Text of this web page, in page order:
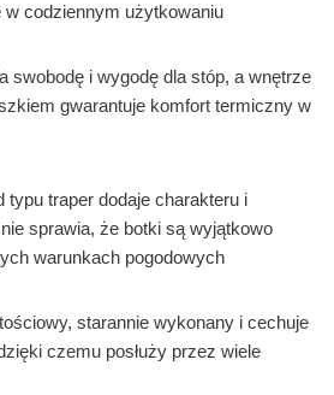
w codziennym użytkowaniu
swobodę i wygodę dla stóp, a wnętrze
gwarantuje komfort termiczny w
typu traper dodaje charakteru i
sprawia, że botki są wyjątkowo
warunkach pogodowych
starannie wykonany i cechuje
czemu posłuży przez wiele